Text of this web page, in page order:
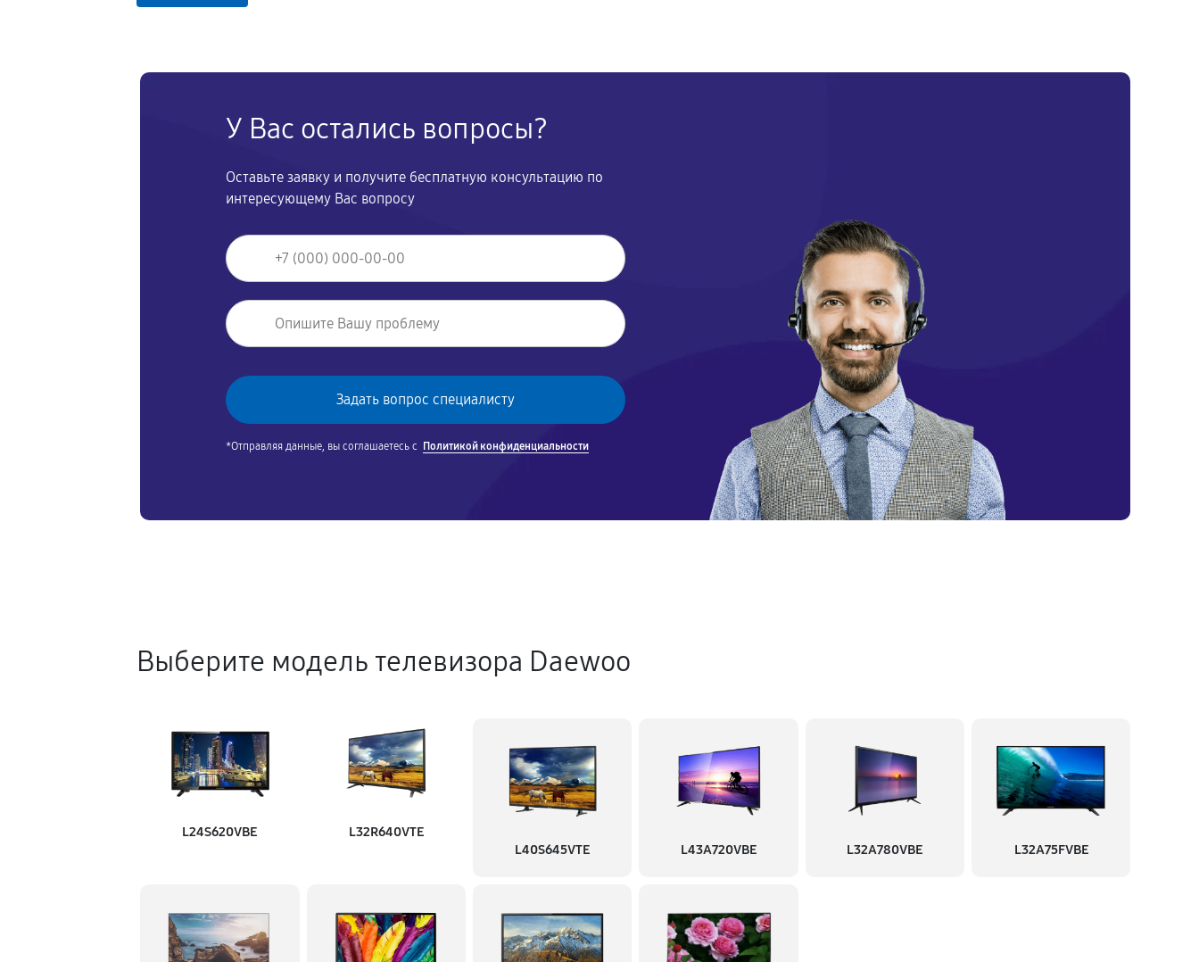
У Вас остались вопросы?
Оставьте заявку и получите бесплатную консультацию по
интересующему Вас вопросу
*Отправляя данные, вы соглашаетесь с Политикой конфиденциальности
Выберите модель телевизора Daewoo
L24S620VBE
L32R640VTE
L40S645VTE
L43A720VBE L32A780VBE L32A75FVBE